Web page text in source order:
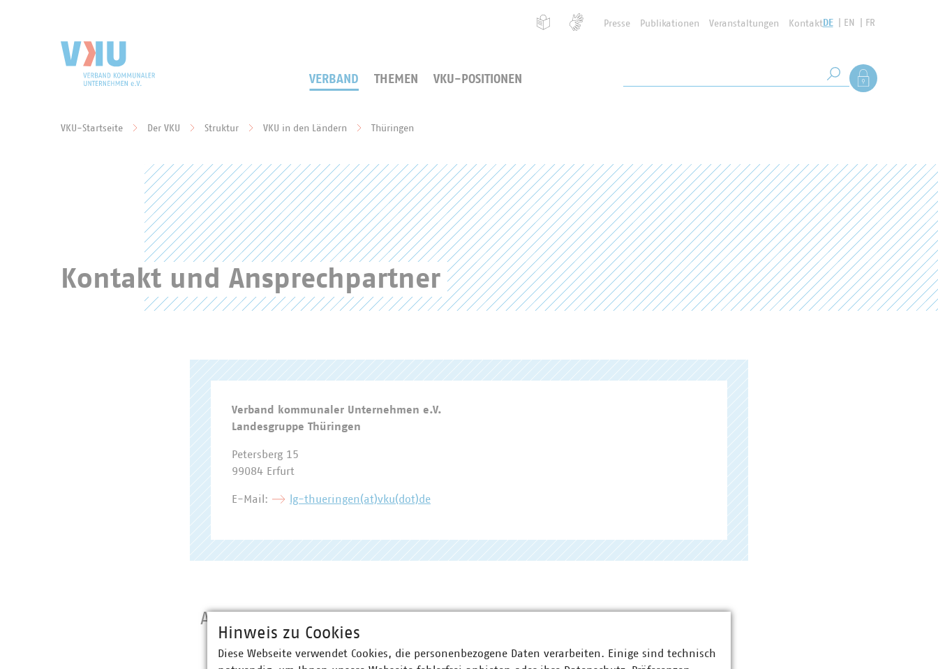
Presse Publikationen Veranstaltungen KontaktDE EN FR
VERBAND THEMEN VKU-POSITIONEN Suche starten
Als Mitglied
VKU-Startseite Der VKU Struktur VKU in den Ländern Thüringen
Kontakt und Ansprechpartner
Verband kommunaler Unternehmen e.V.
Landesgruppe Thüringen
Petersberg 15
99084 Erfurt
E-Mail: lg-thueringen(at)vku(dot)de
Ansprechpartner
Hinweis zu Cookies
Diese Webseite verwendet Cookies, die personenbezogene Daten verarbeiten. Einige sind technisch